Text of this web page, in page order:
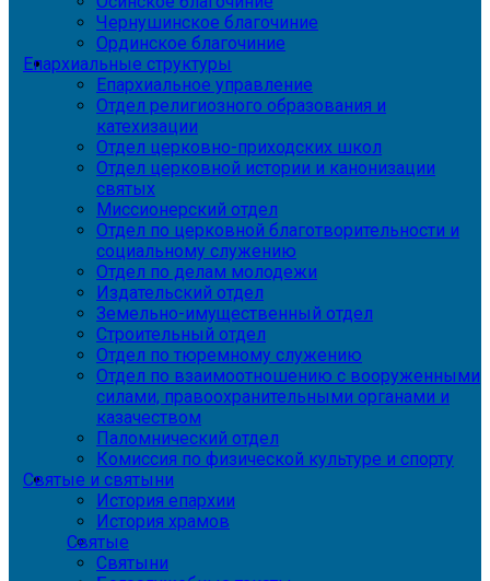
Чернушинское благочиние
Ординское благочиние
Епархиальные структуры
Епархиальное управление
Отдел религиозного образования и
катехизации
Отдел церковно-приходских школ
Отдел церковной истории и канонизации
святых
Миссионерский отдел
Отдел по церковной благотворительности и
социальному служению
Отдел по делам молодежи
Издательский отдел
Земельно-имущественный отдел
Строительный отдел
Отдел по тюремному служению
Отдел по взаимоотношению с вооруженными
силами, правоохранительными органами и
казачеством
Паломнический отдел
Комиссия по физической культуре и спорту
Святые и святыни
История епархии
История храмов
Святые
Святыни